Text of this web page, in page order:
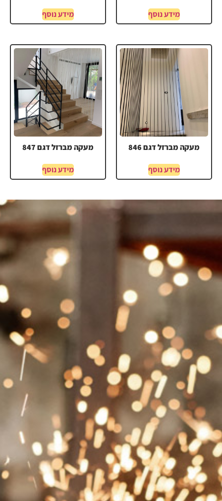
מידע נוסף מידע נוסף
מעקה מברזל דגם 846
מידע נוסף
מעקה מברזל דגם 847
מידע נוסף